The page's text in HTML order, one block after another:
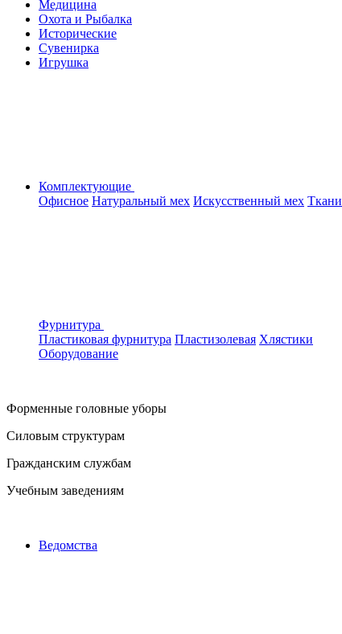
Медицина
Охота и Рыбалка
Исторические
Сувенирка
Игрушка
Комплектующие
Офисное Натуральный мех Искусственный мех Ткани
Фурнитура
Пластиковая фурнитура Пластизолевая Хлястики
Оборудование
Форменные головные уборы
Силовым структурам
Гражданским службам
Учебным заведениям
Ведомства